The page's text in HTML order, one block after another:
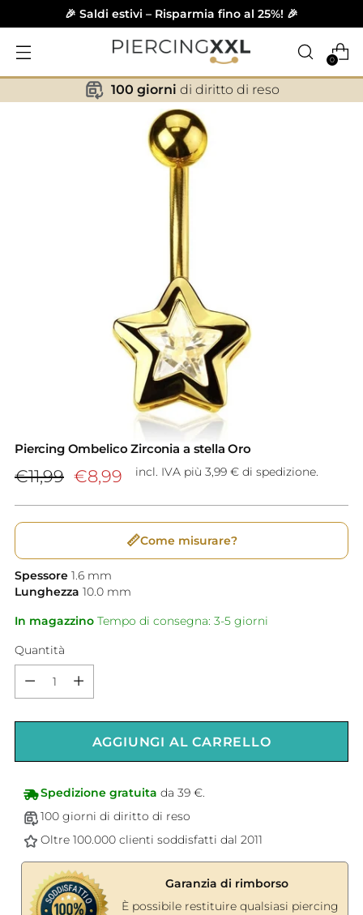
🎉 Saldi estivi – Risparmia fino al 25%! 🎉
0
✕
100 giorni di diritto di reso
Piercing Ombelico Zirconia a stella Oro
Prezzo
listino
€11,99 €8,99 incl. IVA più 3,99 € di spedizione.
📏Come misurare?
Spessore 1.6 mm
Lunghezza 10.0 mm
In magazzino Tempo di consegna: 3-5 giorni
Quantità
AGGIUNGI AL CARRELLO
Spedizione gratuita da 39 €.
100 giorni di diritto di reso
Oltre 100.000 clienti soddisfatti dal 2011
Garanzia di rimborso
È possibile restituire qualsiasi piercing